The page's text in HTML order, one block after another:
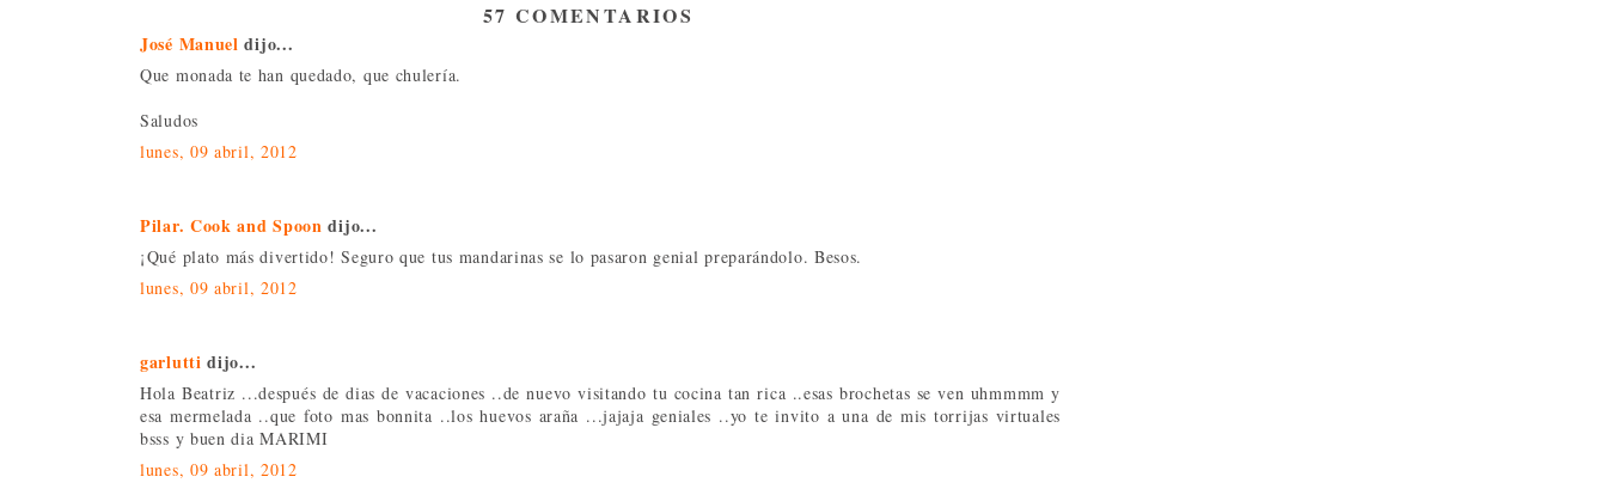
57 COMENTARIOS
José Manuel dijo...
Que monada te han quedado, que chulería.
Saludos
lunes, 09 abril, 2012
Pilar. Cook and Spoon dijo...
¡Qué plato más divertido! Seguro que tus mandarinas se lo pasaron genial preparándolo. Besos.
lunes, 09 abril, 2012
garlutti dijo...
Hola Beatriz ...después de dias de vacaciones ..de nuevo visitando tu cocina tan rica ..esas brochetas se ven uhmmmm y
esa mermelada ..que foto mas bonnita ..los huevos araña ...jajaja geniales ..yo te invito a una de mis torrijas virtuales
bsss y buen dia MARIMI
lunes, 09 abril, 2012